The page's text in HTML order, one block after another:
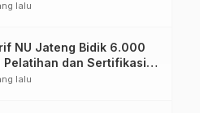
Harapan Baru dalam
lalu
NU Jateng Bidik 6.000
Pelatihan dan Sertifikasi
SMK
lalu